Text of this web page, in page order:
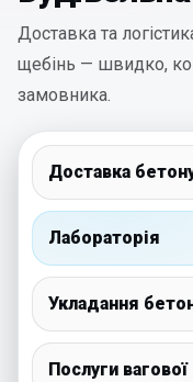
Доставка та
щебінь — швидко,
замовника.
Доставка
Лабораторія
Укладання
Послуги вагової